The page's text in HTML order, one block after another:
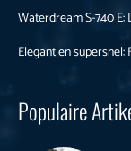
Waterdream S-740
Elegant en
Populaire